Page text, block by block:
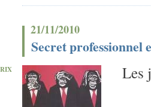
21/11/2010
Secret professionnel
Les